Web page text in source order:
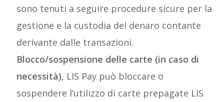
sono tenuti a seguire procedure sicure per la
gestione e la custodia del denaro contante
derivante dalle transazioni.
Blocco/sospensione delle carte (in caso di
necessità), LIS Pay può bloccare o
sospendere l’utilizzo di carte prepagate LIS